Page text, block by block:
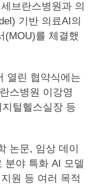
브란스병원과 의
기반 의료AI의
(MOU)를 체결했
열린 협약식에는
스병원 이강영
털헬스실장 등
논문, 임상 데이
분야 특화 AI 모델
원 등 여러 목적